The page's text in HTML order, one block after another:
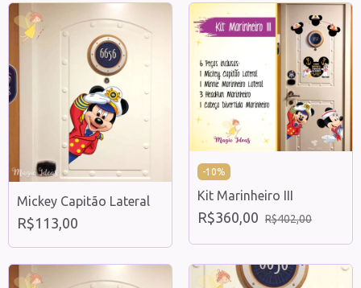
Mickey Capitão Lateral
R$113,00
-10%
Kit Marinheiro III
R$360,00 R$402,00